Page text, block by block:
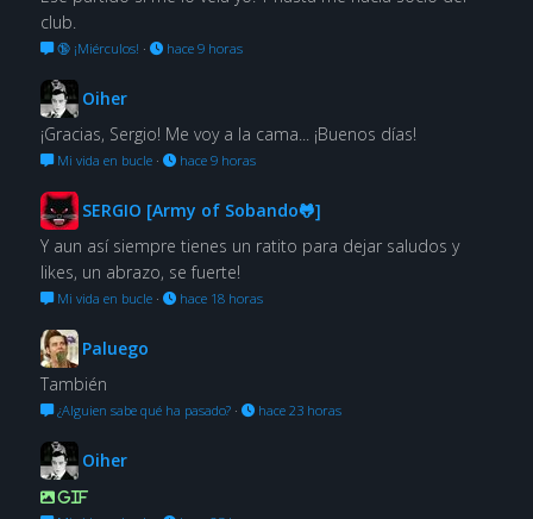
club.
🔞 ¡Miérculos! · hace 9 horas
Oiher
¡Gracias, Sergio! Me voy a la cama... ¡Buenos días!
Mi vida en bucle· hace 9 horas
SERGIO [Army of Sobando🐸]
Y aun así siempre tienes un ratito para dejar saludos y
likes, un abrazo, se fuerte!
Mi vida en bucle· hace 18 horas
Paluego
También
¿Alguien sabe qué ha pasado?· hace 23 horas
Oiher
GIF